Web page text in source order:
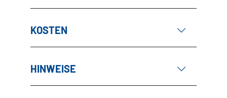
KOSTEN
HINWEISE